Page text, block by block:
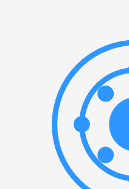
Производитель
Выбрать все
ASK( 1)
Наружный диаметр ▲